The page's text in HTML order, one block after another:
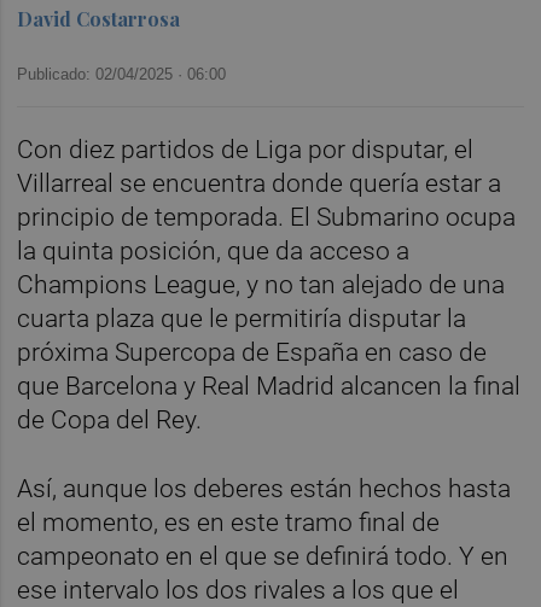
David Costarrosa
Publicado: 02/04/2025 ·06:00
Con diez partidos de Liga por disputar, el
Villarreal se encuentra donde quería estar a
principio de temporada. El Submarino ocupa
la quinta posición, que da acceso a
Champions League, y no tan alejado de una
cuarta plaza que le permitiría disputar la
próxima Supercopa de España en caso de
que Barcelona y Real Madrid alcancen la final
de Copa del Rey.
Así, aunque los deberes están hechos hasta
el momento, es en este tramo final de
campeonato en el que se definirá todo. Y en
ese intervalo los dos rivales a los que el